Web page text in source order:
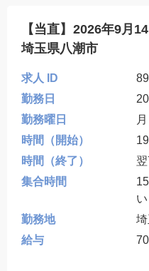
【当直】2026年9月
埼玉県八潮市
求人 ID
勤務日
勤務曜日
月
時間（開始）
時間（終了）
集合時間
い
勤務地
給与